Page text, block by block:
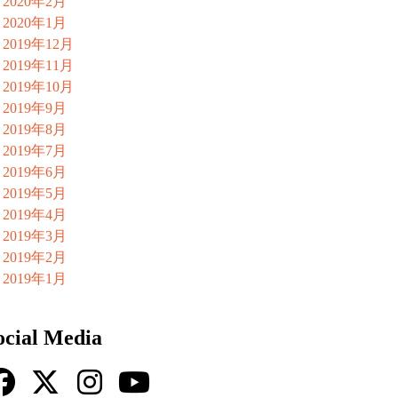
2020年1月
2019年12月
2019年11月
2019年10月
2019年9月
2019年8月
2019年7月
2019年6月
2019年5月
2019年4月
2019年3月
2019年2月
2019年1月
Media